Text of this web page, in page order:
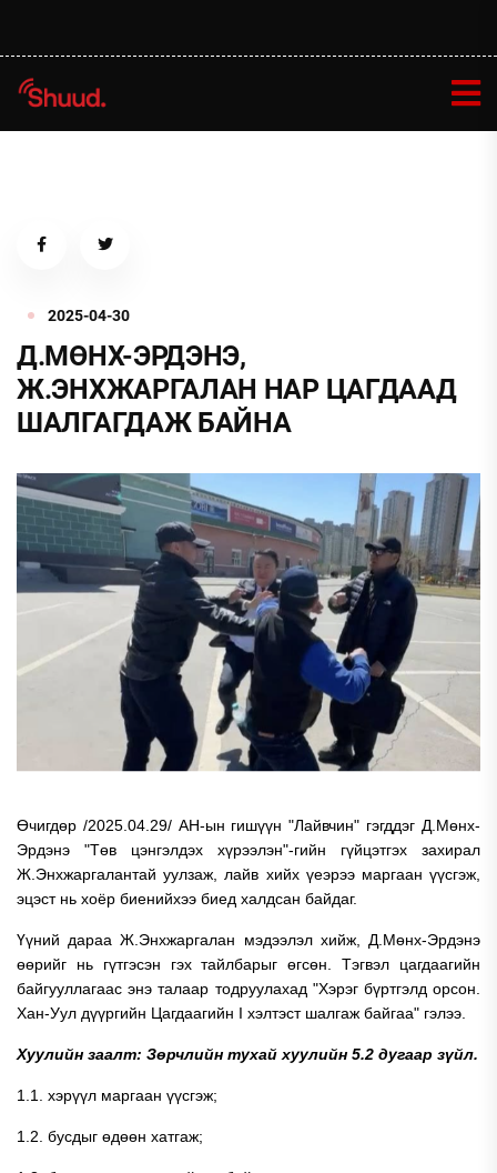
2025-04-30
Д.МӨНХ-ЭРДЭНЭ,
Ж.ЭНХЖАРГАЛАН НАР ЦАГДААД
ШАЛГАГДАЖ БАЙНА
Өчигдөр /2025.04.29/ АН-ын гишүүн "Лайвчин" гэгддэг Д.Мөнх-
Эрдэнэ "Төв цэнгэлдэх хүрээлэн"-гийн гүйцэтгэх захирал
Ж.Энхжаргалантай уулзаж, лайв хийх үеэрээ маргаан үүсгэж,
эцэст нь хоёр биенийхээ биед халдсан байдаг.
Үүний дараа Ж.Энхжаргалан мэдээлэл хийж, Д.Мөнх-Эрдэнэ
өөрийг нь гүтгэсэн гэх тайлбарыг өгсөн. Тэгвэл цагдаагийн
байгууллагаас энэ талаар тодруулахад "Хэрэг бүртгэлд орсон.
Хан-Уул дүүргийн Цагдаагийн I хэлтэст шалгаж байгаа" гэлээ.
Хуулийн заалт: Зөрчлийн тухай хуулийн 5.2 дугаар зүйл.
1.1. хэрүүл маргаан үүсгэж;
1.2. бусдыг өдөөн хатгаж;